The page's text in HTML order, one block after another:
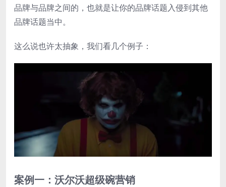
品牌与品牌之间的，也就是让你的品牌话题入侵到其他
品牌话题当中。
这么说也许太抽象，我们看几个例子：
案例一：沃尔沃超级碗营销